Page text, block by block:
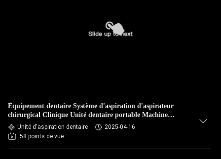
Équipement dentaire Système d'aspiration d'aspirateur
chirurgical Clinique Unité dentaire portable Machine
d'aspiration pour 4 unités dentaires
Unité d'aspiration dentaire
2025-04-16
58 points de vue